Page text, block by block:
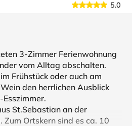
5.0
3-Zimmer Ferienwohnung
vom Alltag abschalten.
Frühstück oder auch am
den herrlichen Ausblick
St.Sebastian an der
Ortskern sind es ca. 10